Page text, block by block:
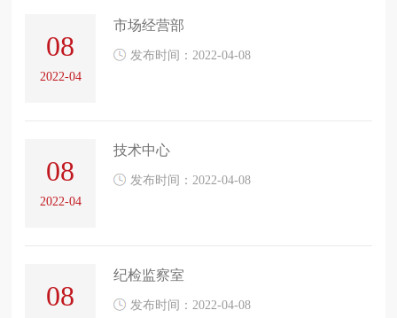
08
2022-04
市场经营部
发布时间：2022-04-08
08
2022-04
技术中心
发布时间：2022-04-08
08
纪检监察室
发布时间：2022-04-08